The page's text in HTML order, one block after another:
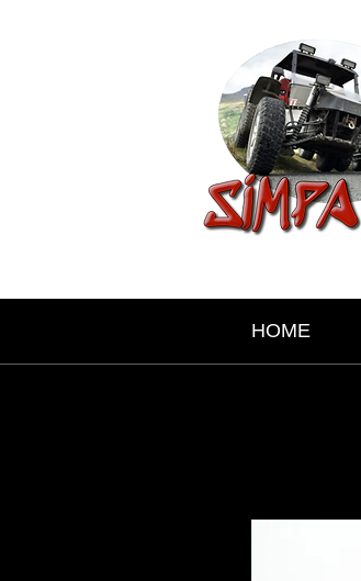
HOME